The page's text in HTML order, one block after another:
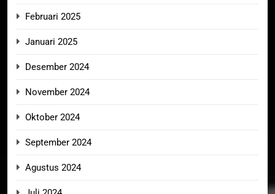
Februari 2025
Januari 2025
Desember 2024
November 2024
Oktober 2024
September 2024
Agustus 2024